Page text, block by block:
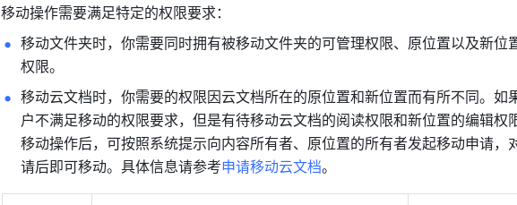
移动操作需要满足特定的权限要求：
移动文件夹时，你需要同时拥有被移动文件夹的可管理权限、原位置以及新位
权限。
移动云文档时，你需要的权限因云文档所在的原位置和新位置而有所不同。如
户不满足移动的权限要求，但是有待移动云文档的阅读权限和新位置的编辑权
移动操作后，可按照系统提示向内容所有者、原位置的所有者发起移动申请，
请后即可移动。具体信息请参考申请移动云文档。